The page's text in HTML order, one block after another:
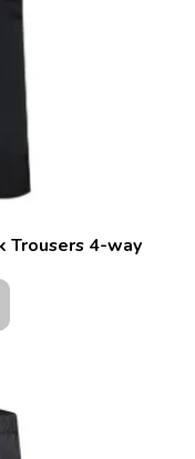
Trousers 4-way